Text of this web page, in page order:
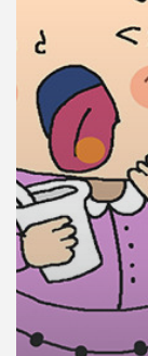
ของ
คุณ
เพลง
บทความ
ข่าว
และ
กิจกรรม